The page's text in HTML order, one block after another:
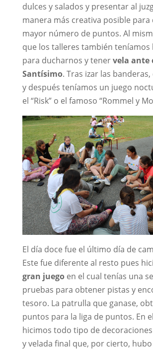
dulces y salados y presentar al
manera más creativa posible para
mayor número de puntos. Al
que los talleres también teníamos
para ducharnos y tenervela ante
Santísimo. Tras izar las
y después teníamos un juego
el “Risk” o el famoso “Rommel y
El día doce fue el último día de
Este fue diferente al resto pues
gran juego en el cual tenías una
pruebas para obtener pistas y
tesoro. La patrulla que ganase,
puntos para la liga de puntos. En
hicimos todo tipo de
y velada final que, por cierto,